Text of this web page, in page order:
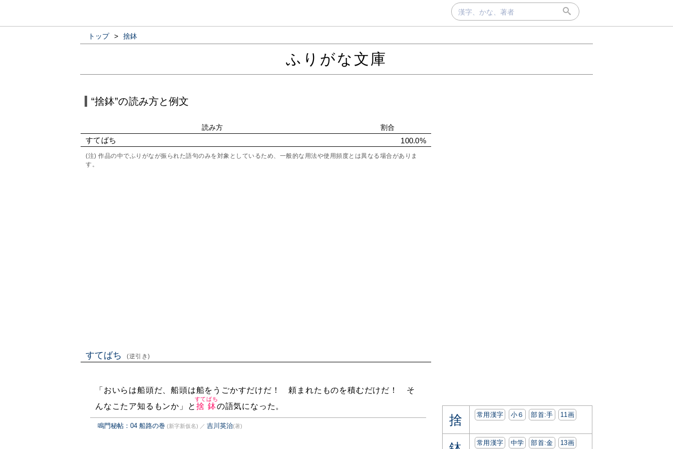
トップ > 捨鉢
ふりがな文庫
“捨鉢”の読み方と例文
読み方 割合
すてばち 100.0%
(注) 作品の中でふりがなが振られた語句のみを対象としているため、一般的な用法や使用頻度とは異なる場合がありま
す。
すてばち (逆引き)
「おいらは船頭だ、船頭は船をうごかすだけだ！ 頼まれたものを積むだけだ！ そ
んなこたア知るもンか」と 捨鉢
すてばち
の語気になった。
鳴門秘帖：04 船路の巻 (新字新仮名) ／ 吉川英治(著) 捨 常用漢字 小６ 部首:⼿ 11画
常用漢字 中学 部首:⾦ 13画